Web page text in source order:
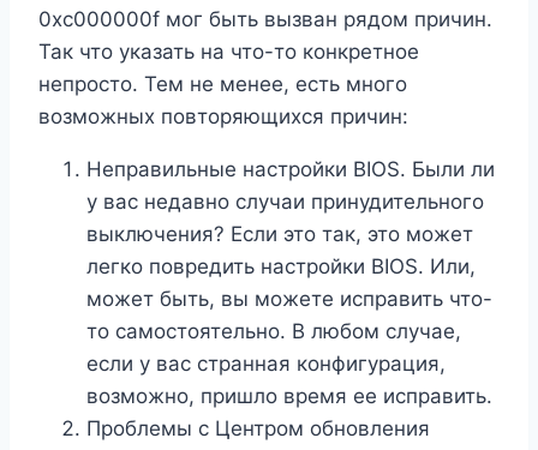
0xc000000f мог быть вызван рядом причин.
Так что указать на что-то конкретное
непросто. Тем не менее, есть много
возможных повторяющихся причин:
Неправильные настройки BIOS. Были ли
у вас недавно случаи принудительного
выключения? Если это так, это может
легко повредить настройки BIOS. Или,
может быть, вы можете исправить что-
то самостоятельно. В любом случае,
если у вас странная конфигурация,
возможно, пришло время ее исправить.
Проблемы с Центром обновления